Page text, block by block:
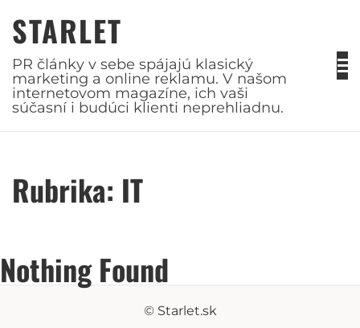
toSTARLET
PR články v sebe spájajú klasický
marketing a online reklamu. V našom
internetovom magazíne, ich vaši
súčasní i budúci klienti neprehliadnu.
Rubrika: IT
Nothing Found
© Starlet.sk